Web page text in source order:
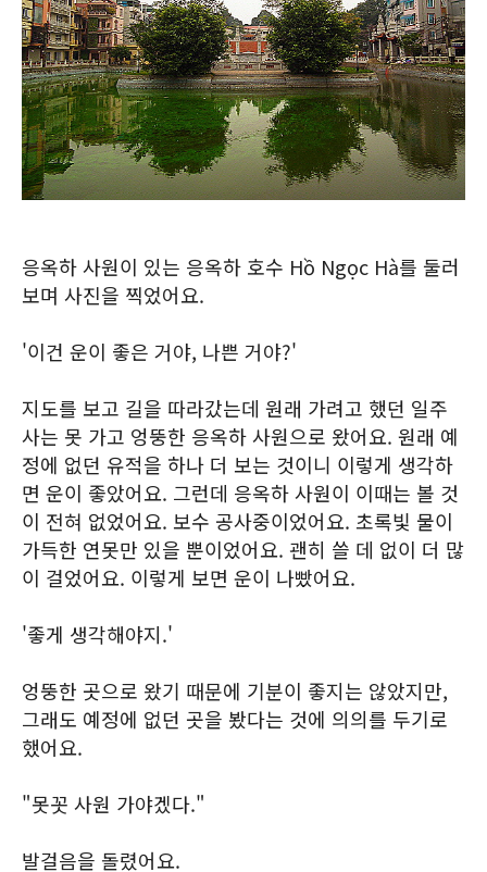
응옥하 사원이 있는 응옥하 호수 Hồ Ngọc Hà를 둘러
보며 사진을 찍었어요.
'이건 운이 좋은 거야, 나쁜 거야?'
지도를 보고 길을 따라갔는데 원래 가려고 했던 일주
사는 못 가고 엉뚱한 응옥하 사원으로 왔어요. 원래 예
정에 없던 유적을 하나 더 보는 것이니 이렇게 생각하
면 운이 좋았어요. 그런데 응옥하 사원이 이때는 볼 것
이 전혀 없었어요. 보수 공사중이었어요. 초록빛 물이
가득한 연못만 있을 뿐이었어요. 괜히 쓸 데 없이 더 많
이 걸었어요. 이렇게 보면 운이 나빴어요.
'좋게 생각해야지.'
엉뚱한 곳으로 왔기 때문에 기분이 좋지는 않았지만,
그래도 예정에 없던 곳을 봤다는 것에 의의를 두기로
했어요.
"못꼿 사원 가야겠다."
발걸음을 돌렸어요.